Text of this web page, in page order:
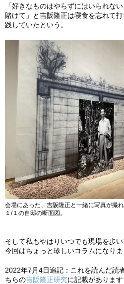
「好きなものはやらずにはいられな
賭けて」と吉阪隆正は寝食を忘れて
践していたという。
会場にあった、吉阪隆正と一緒に写真が撮
１/１の自邸の断面図。
そして私もやはりいつでも現場を歩い
今回はちょっと珍しいコラムになりま
2022年7月4日追記：これを読んだ読
ちらの吉阪隆正研究に記載がありま